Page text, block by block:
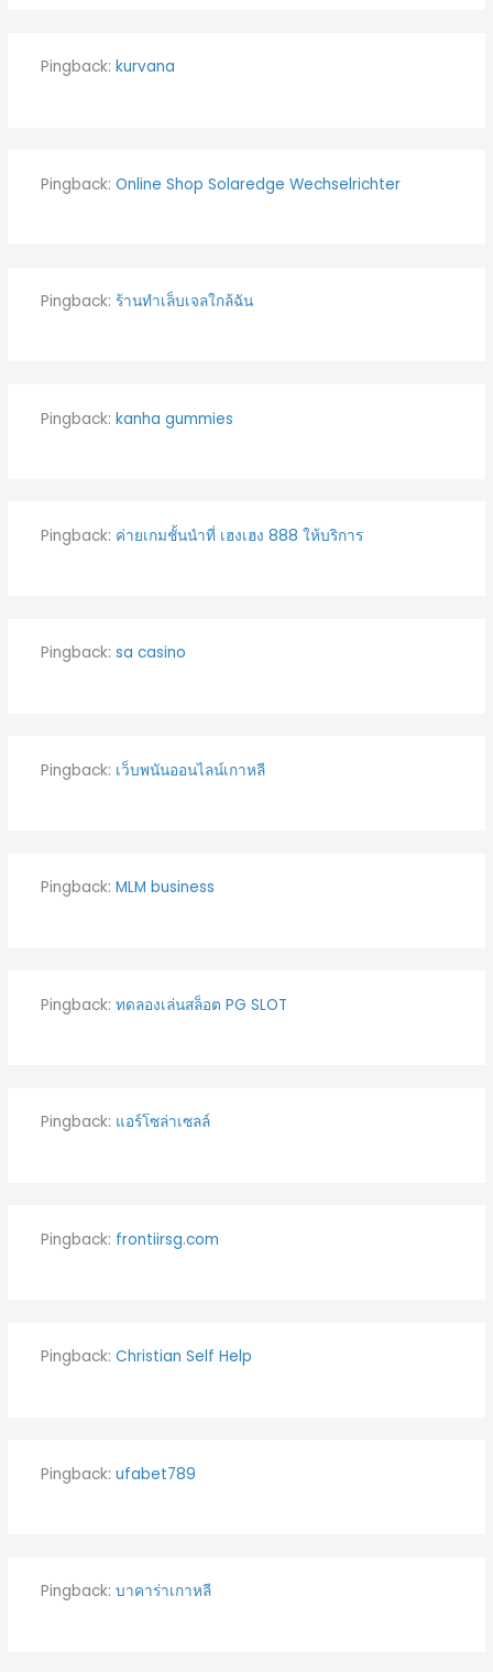
Pingback: kurvana
Pingback: Online Shop Solaredge Wechselrichter
Pingback: ร้านทำเล็บเจลใกล้ฉัน
Pingback: kanha gummies
Pingback: ค่ายเกมชั้นนำที่ เฮงเฮง 888 ให้บริการ
Pingback: sa casino
Pingback: เว็บพนันออนไลน์เกาหลี
Pingback: MLM business
Pingback: ทดลองเล่นสล็อต PG SLOT
Pingback: แอร์โซล่าเซลล์
Pingback: frontiirsg.com
Pingback: Christian Self Help
Pingback: ufabet789
Pingback: บาคาร่าเกาหลี